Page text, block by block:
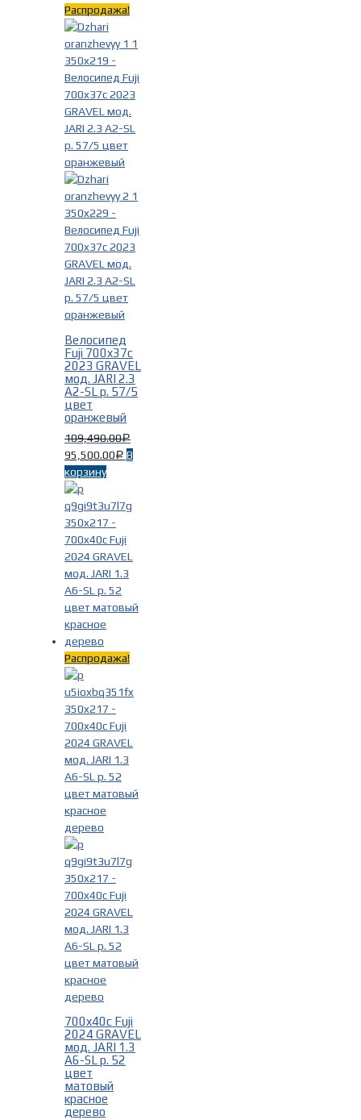
Распродажа!
Велосипед
Fuji 700x37c
2023 GRAVEL
мод. JARI 2.3
A2-SL р. 57/5
цвет
оранжевый
109,490.00Р
95,500.00 Р В
корзину
Распродажа!
700x40c Fuji
2024 GRAVEL
мод. JARI 1.3
A6-SL р. 52
цвет
матовый
красное
дерево